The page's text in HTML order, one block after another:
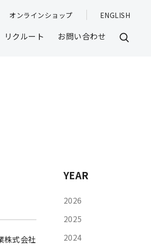
リクルート お問い合わせ
オンラインショップ ENGLISH
YEAR
2026
2025
2024
株式会社